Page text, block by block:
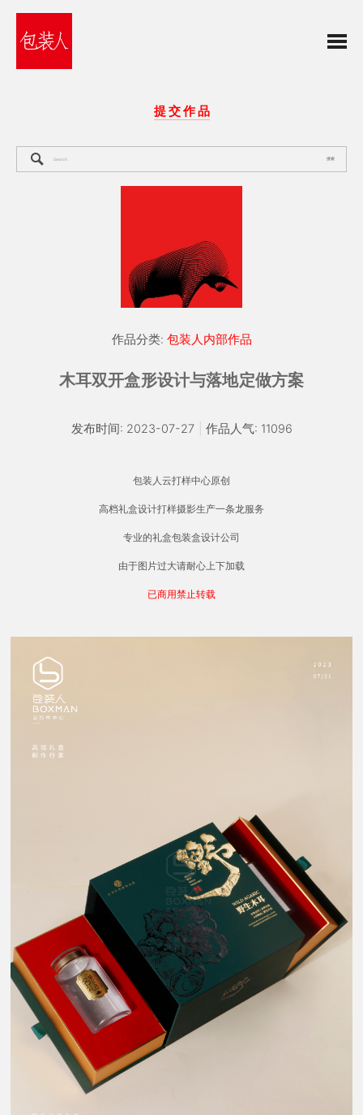
提 交 作 品
搜索
作品分类: 包装人内部作品
木耳双开盒形设计与落地定做方案
发布时间: 2023-07-27 作品人气: 11096
包装人云打样中心原创
高档礼盒设计打样摄影生产一条龙服务
专业的礼盒包装盒设计公司
由于图片过大请耐心上下加载
已商用禁止转载